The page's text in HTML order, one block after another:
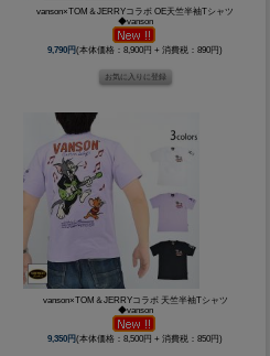
vanson×TOM＆JERRYコラボ OE天竺半袖Tシャツ
◆vanson
9,790円(本体価格：8,900円 + 消費税：890円)
vanson×TOM＆JERRYコラボ 天竺半袖Tシャツ
◆vanson
9,350円(本体価格：8,500円 + 消費税：850円)